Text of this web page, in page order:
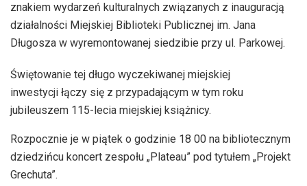
znakiem wydarzeń kulturalnych związanych z inauguracją
działalności Miejskiej Biblioteki Publicznej im. Jana
Długosza w wyremontowanej siedzibie przy ul. Parkowej.
Świętowanie tej długo wyczekiwanej miejskiej
inwestycji łączy się z przypadającym w tym roku
jubileuszem 115-lecia miejskiej książnicy.
Rozpocznie je w piątek o godzinie 18 00 na bibliotecznym
dziedzińcu koncert zespołu „Plateau” pod tytułem „Projekt
Grechuta”.